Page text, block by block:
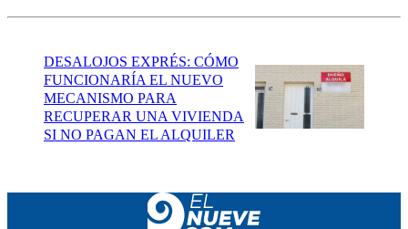
DESALOJOS EXPRÉS: CÓMO
FUNCIONARÍA EL NUEVO
MECANISMO PARA
RECUPERAR UNA VIVIENDA
SI NO PAGAN EL ALQUILER